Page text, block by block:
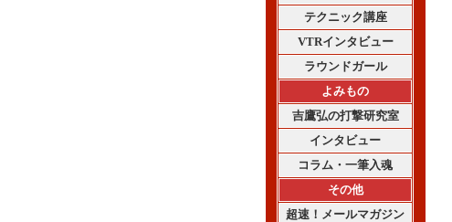
テクニック講座
VTRインタビュー
ラウンドガール
よみもの
吉鷹弘の打撃研究室
インタビュー
コラム・一筆入魂
その他
超速！メールマガジン